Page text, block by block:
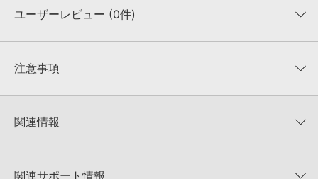
収録ファイル一覧
ユーザーレビュー (0件)
★★★★★
★5
★4
★1
0%
注意事項
KONTAKTフォーマットは、
でお使いいただけます。無償版のKONTAKT PLAYERではお使いい
関連情報
50%OFF！サマーセール！
関連サポート情報